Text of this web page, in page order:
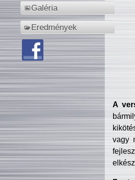
Galéria
Eredmények
A
vagy